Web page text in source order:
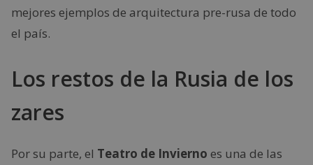
mejores ejemplos de arquitectura pre-rusa de todo
el país.
Los restos de la Rusia de los
zares
Por su parte, el Teatro de Invierno es una de las